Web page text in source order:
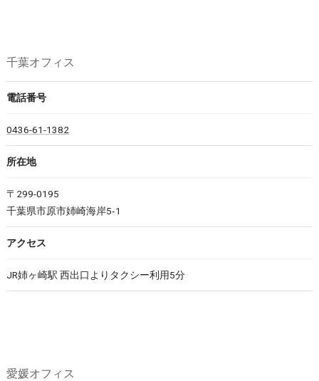
千葉オフィス
電話番号
0436-61-1382
所在地
〒299-0195
千葉県市原市姉崎海岸5‐1
アクセス
JR姉ヶ崎駅 西出口よりタクシー利用5分
愛媛オフィス